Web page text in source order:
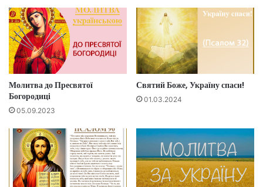
Молитва до Пресвятої
Богородиці
05.09.2023
Святий Боже, Україну спаси!
01.03.2024